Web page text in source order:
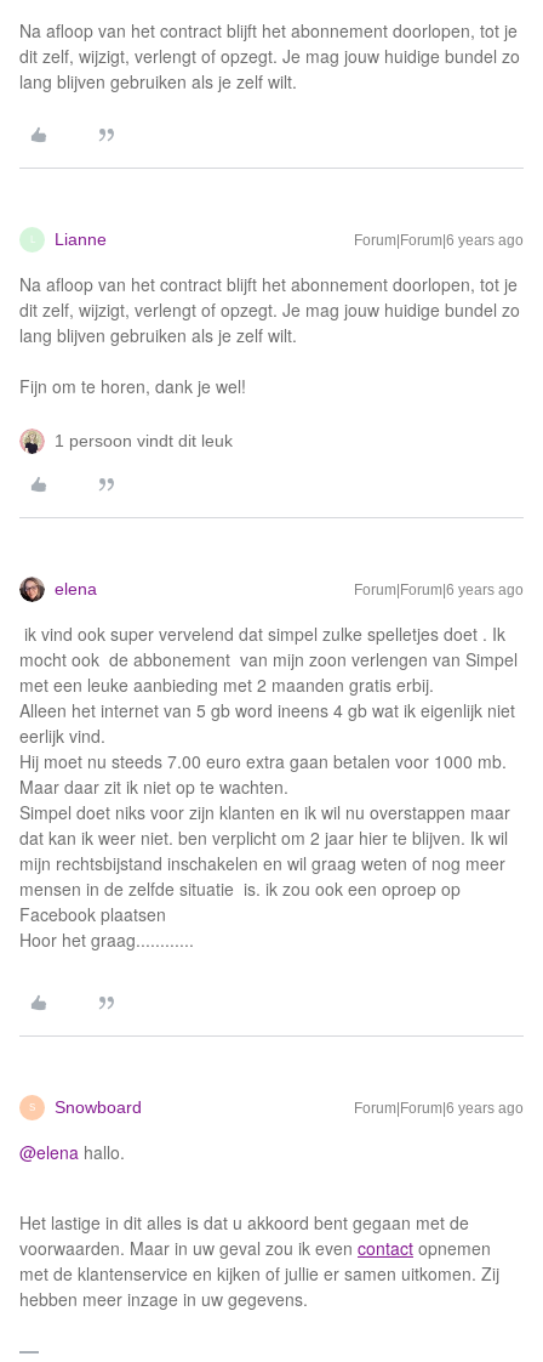
Na afloop van het contract blijft het abonnement doorlopen, tot je
dit zelf, wijzigt, verlengt of opzegt. Je mag jouw huidige bundel zo
lang blijven gebruiken als je zelf wilt.
Lianne Forum|Forum|6 years ago
Na afloop van het contract blijft het abonnement doorlopen, tot je
dit zelf, wijzigt, verlengt of opzegt. Je mag jouw huidige bundel zo
lang blijven gebruiken als je zelf wilt.
Fijn om te horen, dank je wel!
1 persoon vindt dit leuk
elena Forum|Forum|6 years ago
ik vind ook super vervelend dat simpel zulke spelletjes doet . Ik
mocht ook de abbonement van mijn zoon verlengen van Simpel
met een leuke aanbieding met 2 maanden gratis erbij.
Alleen het internet van 5 gb word ineens 4 gb wat ik eigenlijk niet
eerlijk vind.
Hij moet nu steeds 7.00 euro extra gaan betalen voor 1000 mb.
Maar daar zit ik niet op te wachten.
Simpel doet niks voor zijn klanten en ik wil nu overstappen maar
dat kan ik weer niet. ben verplicht om 2 jaar hier te blijven. Ik wil
mijn rechtsbijstand inschakelen en wil graag weten of nog meer
mensen in de zelfde situatie is. ik zou ook een oproep op
Facebook plaatsen
Hoor het graag............
S Snowboard Forum|Forum|6 years ago
@elena hallo.
Het lastige in dit alles is dat u akkoord bent gegaan met de
voorwaarden. Maar in uw geval zou ik even contact opnemen
met de klantenservice en kijken of jullie er samen uitkomen. Zij
hebben meer inzage in uw gegevens.